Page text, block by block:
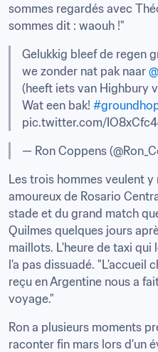
sommes regardés avec
sommes dit : waouh !"
Gelukkig bleef de regen
we zonder nat pak naar
(heeft iets van Highbury
Wat een bak!
pic.twitter.com/
— Ron Coppens
Les trois hommes veulent
amoureux de Rosario
stade et du grand match
Quilmes quelques jours
maillots. L'heure de taxi
l'a pas dissuadé. "L'accueil
reçu en Argentine nous a
voyage."
Ron a plusieurs moments
raconter fin mars lors d'un